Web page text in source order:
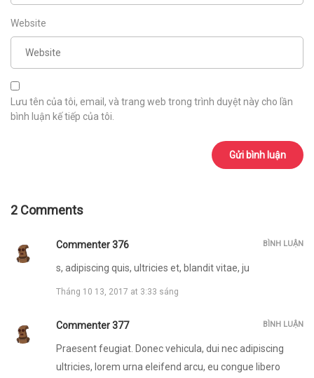
Website
Lưu tên của tôi, email, và trang web trong trình duyệt này cho lần
bình luận kế tiếp của tôi.
2 Comments
Commenter 376
s, adipiscing quis, ultricies et, blandit vitae, ju
Tháng 10 13, 2017 at 3:33 sáng
BÌNH LUẬN
Commenter 377
Praesent feugiat. Donec vehicula, dui nec adipiscing
ultricies, lorem urna eleifend arcu, eu congue libero
BÌNH LUẬN